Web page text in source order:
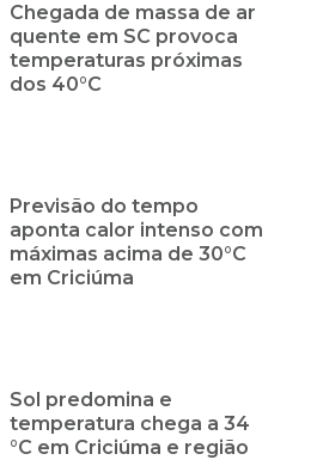
Chegada de massa de ar
quente em SC provoca
temperaturas próximas
dos 40°C
Previsão do tempo
aponta calor intenso com
máximas acima de 30°C
em Criciúma
Sol predomina e
temperatura chega a 34
°C em Criciúma e região